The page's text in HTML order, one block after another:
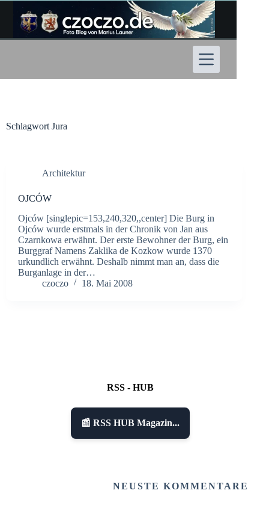
Inhalt
springen
Schlagwort Jura
Architektur
OJCÓW
Ojców [singlepic=153,240,320,,center] Die Burg in
Ojców wurde erstmals in der Chronik von Jan aus
Czarnkowa erwähnt. Der erste Bewohner der Burg, ein
Burggraf Namens Zaklika de Kozkow wurde 1370
urkundlich erwähnt. Deshalb nimmt man an, dass die
Burganlage in der…
czoczo
18. Mai 2008
RSS - HUB
📰 RSS HUB Magazin...
NEUSTE KOMMENTARE